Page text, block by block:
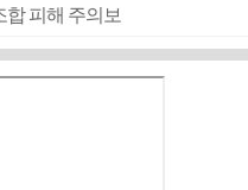
피해 주의보